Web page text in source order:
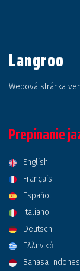
Langroo
Webová stránka
Prepínanie
English
Français
Español
Italiano
Deutsch
Ελληνικά
Bahasa